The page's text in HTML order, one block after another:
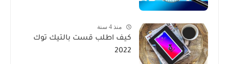
منذ 4 سنة
كيف اطلب قست بالتيك توك
2022